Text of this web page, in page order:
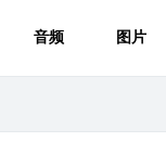
音频 图片